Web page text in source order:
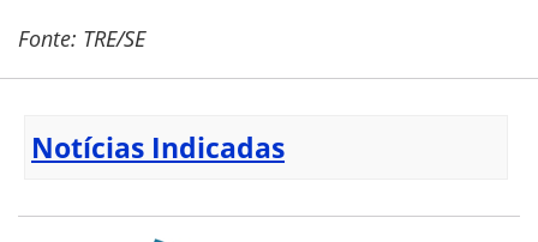
Fonte: TRE/SE
Notícias Indicadas